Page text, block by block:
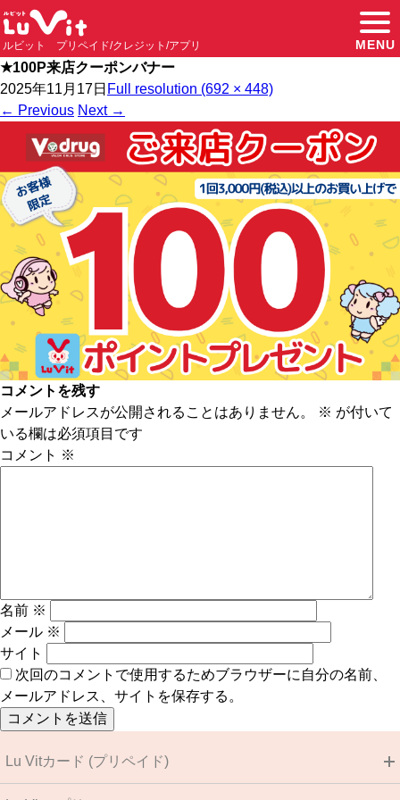
ルビット プリペイド/クレジット/アプリ MENU
★100P来店クーポンバナー
2025年11月17日 Full resolution (692 × 448)
← Previous Next →
コメントを残す
メールアドレスが公開されることはありません。
※ が付いて
いる欄は必須項目です
コメント ※
名前 ※
メール ※
サイト
次回のコメントで使用するためブラウザーに自分の名前、
メールアドレス、サイトを保存する。
Lu Vitカード (プリペイド)